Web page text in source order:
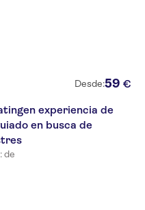
Desde:59 €
experiencia de
en busca de
de